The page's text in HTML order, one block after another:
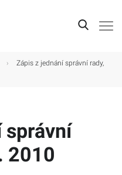
›
Zápis z jednání správní rady,
správní
2010